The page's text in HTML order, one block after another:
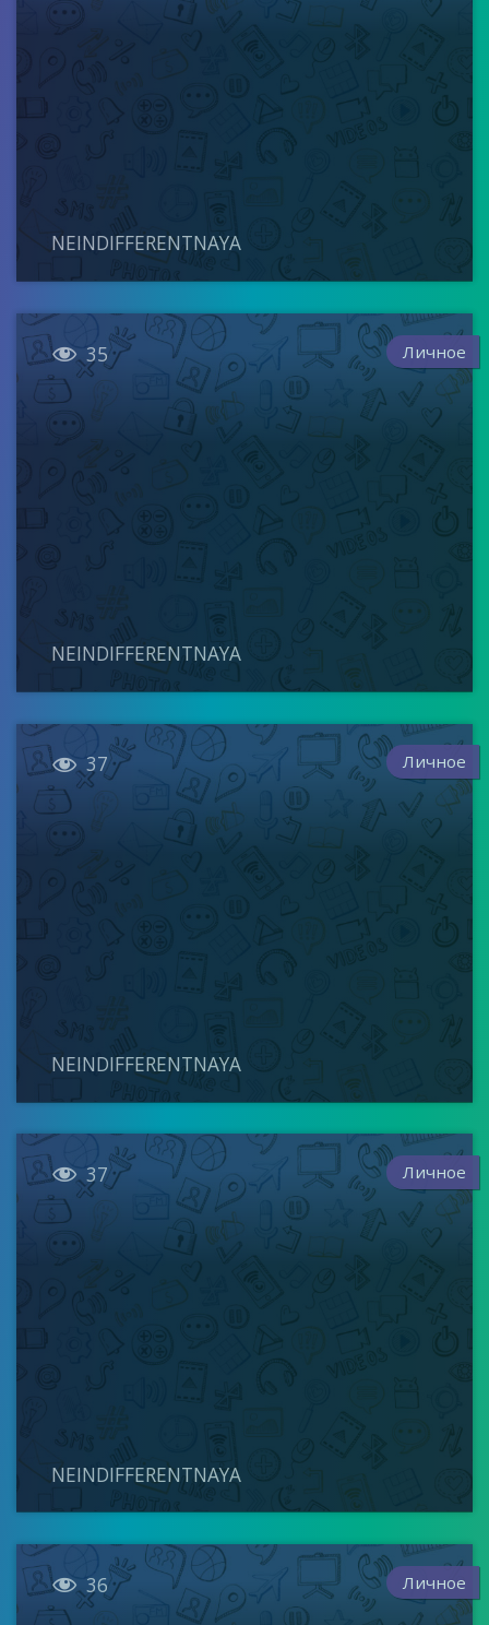
NEINDIFFERENTNAYA
 35 Личное
NEINDIFFERENTNAYA
 37 Личное
NEINDIFFERENTNAYA
 37 Личное
NEINDIFFERENTNAYA
 36 Личное